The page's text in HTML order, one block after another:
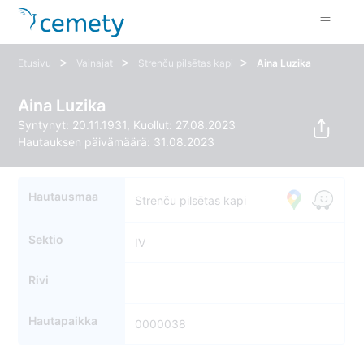
Etusivu > Vainajat > Strenču pilsētas kapi > Aina Luzika
Aina Luzika
Syntynyt: 20.11.1931, Kuollut: 27.08.2023
Hautauksen päivämäärä: 31.08.2023
Hautausmaa Strenču pilsētas kapi
Sektio IV
Rivi
Hautapaikka 0000038